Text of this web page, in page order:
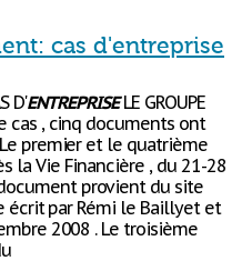
cas d'entreprise
D'ENTREPRISELE GROUPE
cas , cinq documents ont
premier et le quatrième
la Vie Financière , du 21-28
provient du site
écrit par Rémi le Baillyet et
2008 . Le troisième